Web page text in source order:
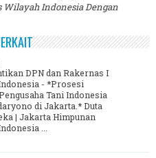
Wilayah Indonesia Dengan
DPN dan Rakernas I
- *Prosesi
Tani Indonesia
di Jakarta.* Duta
| Jakarta Himpunan
...